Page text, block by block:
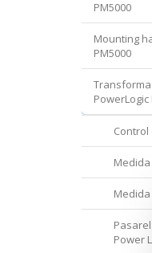
PM5000
Mounting
PM5000
PowerLogic
Power